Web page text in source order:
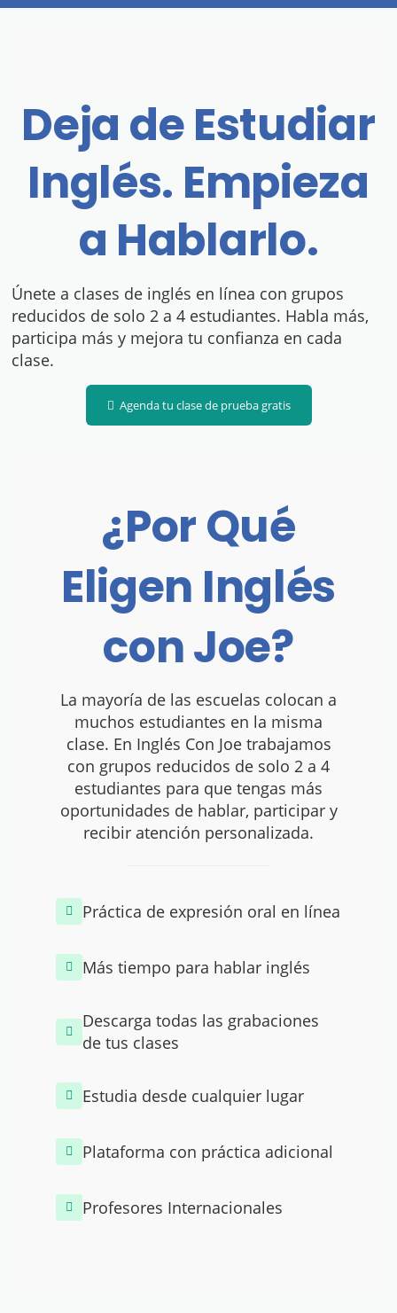
Skip
Deja de Estudiar
Inglés. Empieza
a Hablarlo.
Únete a clases de inglés en línea con grupos
reducidos de solo 2 a 4 estudiantes. Habla más,
participa más y mejora tu confianza en cada
clase.
Agenda tu clase de prueba gratis
¿Por Qué
Eligen Inglés
con Joe?
La mayoría de las escuelas colocan a
muchos estudiantes en la misma
clase. En Inglés Con Joe trabajamos
con grupos reducidos de solo 2 a 4
estudiantes para que tengas más
oportunidades de hablar, participar y
recibir atención personalizada.
Práctica de expresión oral en línea
Más tiempo para hablar inglés
Descarga todas las grabaciones
de tus clases
Estudia desde cualquier lugar
Plataforma con práctica adicional
Profesores Internacionales